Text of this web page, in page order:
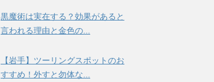
黒魔術は実在する？効果があると
言われる理由と金色の...
【岩手】ツーリングスポットのお
すすめ！外すと勿体な...